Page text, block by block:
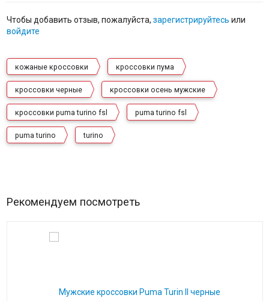
Чтобы добавить отзыв, пожалуйста, зарегистрируйтесь или
войдите
кожаные кроссовки кроссовки пума
кроссовки черные кроссовки осень мужские
кроссовки puma turino fsl puma turino fsl
puma turino turino
Рекомендуем посмотреть